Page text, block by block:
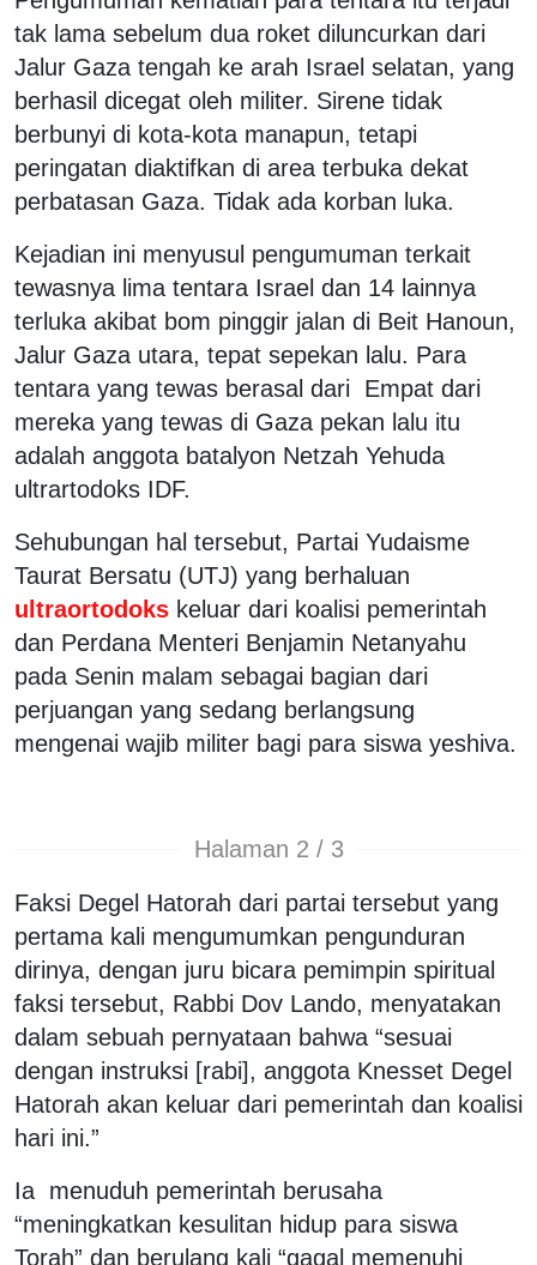
tak lama sebelum dua roket diluncurkan dari
Jalur Gaza tengah ke arah Israel selatan, yang
berhasil dicegat oleh militer. Sirene tidak
berbunyi di kota-kota manapun, tetapi
peringatan diaktifkan di area terbuka dekat
perbatasan Gaza. Tidak ada korban luka.
Kejadian ini menyusul pengumuman terkait
tewasnya lima tentara Israel dan 14 lainnya
terluka akibat bom pinggir jalan di Beit Hanoun,
Jalur Gaza utara, tepat sepekan lalu. Para
tentara yang tewas berasal dari Empat dari
mereka yang tewas di Gaza pekan lalu itu
adalah anggota batalyon Netzah Yehuda
ultrartodoks IDF.
Sehubungan hal tersebut, Partai Yudaisme
Taurat Bersatu (UTJ) yang berhaluan
ultraortodoks keluar dari koalisi pemerintah
dan Perdana Menteri Benjamin Netanyahu
pada Senin malam sebagai bagian dari
perjuangan yang sedang berlangsung
mengenai wajib militer bagi para siswa yeshiva.
Halaman 2 / 3
Faksi Degel Hatorah dari partai tersebut yang
pertama kali mengumumkan pengunduran
dirinya, dengan juru bicara pemimpin spiritual
faksi tersebut, Rabbi Dov Lando, menyatakan
dalam sebuah pernyataan bahwa “sesuai
dengan instruksi [rabi], anggota Knesset Degel
Hatorah akan keluar dari pemerintah dan koalisi
hari ini.”
Ia menuduh pemerintah berusaha
“meningkatkan kesulitan hidup para siswa
Torah” dan berulang kali “gagal memenuhi